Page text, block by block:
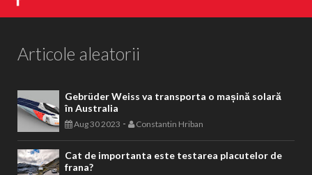
Articole aleatorii
Gebrüder Weiss va transporta o mașină solară
în Australia
Aug 30 2023 - Constantin Hriban
Cat de importanta este testarea placutelor de
frana?